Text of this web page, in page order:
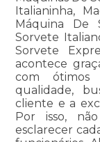
Italianinha,
Máquina De
Sorvete
Sorvete
acontece
com ótimos
qualidade,
cliente e a
Por isso,
esclarecer